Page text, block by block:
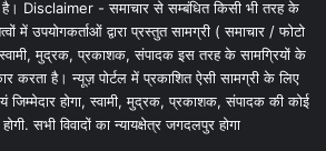
है। Disclaimer - समाचार से सम्बंधित किसी भी तरह के
में उपयोगकर्ताओं द्वारा प्रस्तुत सामग्री ( समाचार / फोटो
स्वामी, मुद्रक, प्रकाशक, संपादक इस तरह के सामग्रियों के
करता है। न्यूज़ पोर्टल में प्रकाशित ऐसी सामग्री के लिए
जिम्मेदार होगा, स्वामी, मुद्रक, प्रकाशक, संपादक की कोई
होगी. सभी विवादों का न्यायक्षेत्र जगदलपुर होगा